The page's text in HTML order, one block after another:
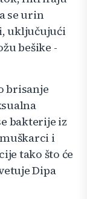
se urin
uključujući
bešike -
brisanje
bakterije iz
i
tako što će
Dipa